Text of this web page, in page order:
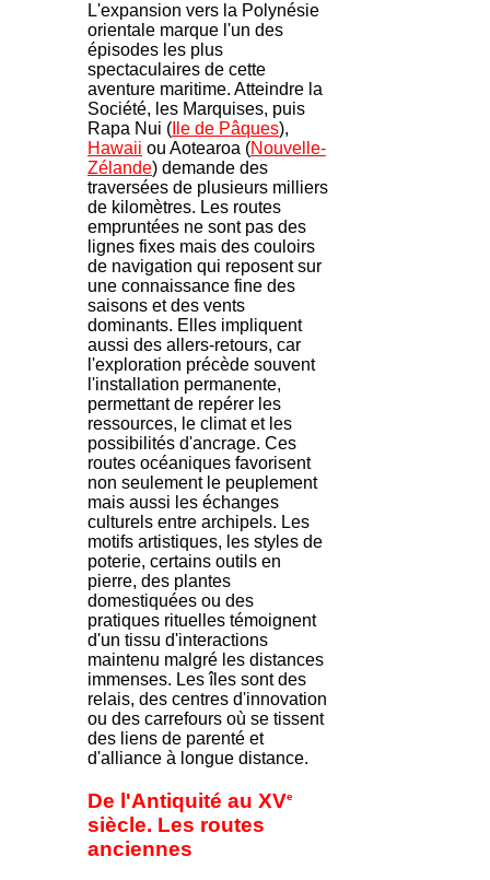
L'expansion vers la Polynésie
orientale marque l'un des
épisodes les plus
spectaculaires de cette
aventure maritime. Atteindre la
Société, les Marquises, puis
Rapa Nui ( Ile de Pâques),
Hawaii ou Aotearoa (Nouvelle-
Zélande) demande des
traversées de plusieurs milliers
de kilomètres. Les routes
empruntées ne sont pas des
lignes fixes mais des couloirs
de navigation qui reposent sur
une connaissance fine des
saisons et des vents
dominants. Elles impliquent
aussi des allers-retours, car
l'exploration précède souvent
l'installation permanente,
permettant de repérer les
ressources, le climat et les
possibilités d'ancrage. Ces
routes océaniques favorisent
non seulement le peuplement
mais aussi les échanges
culturels entre archipels. Les
motifs artistiques, les styles de
poterie, certains outils en
pierre, des plantes
domestiquées ou des
pratiques rituelles témoignent
d'un tissu d'interactions
maintenu malgré les distances
immenses. Les îles sont des
relais, des centres d'innovation
ou des carrefours où se tissent
des liens de parenté et
d'alliance à longue distance.
De l'Antiquité au XVe
siècle. Les routes
anciennes